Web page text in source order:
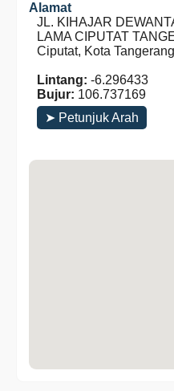
Alamat
JL. KIHAJAR
LAMA CIPUTAT
Ciputat, Kota
Lintang: -6.296433
Bujur: 106.737169
➤ Petunjuk Arah